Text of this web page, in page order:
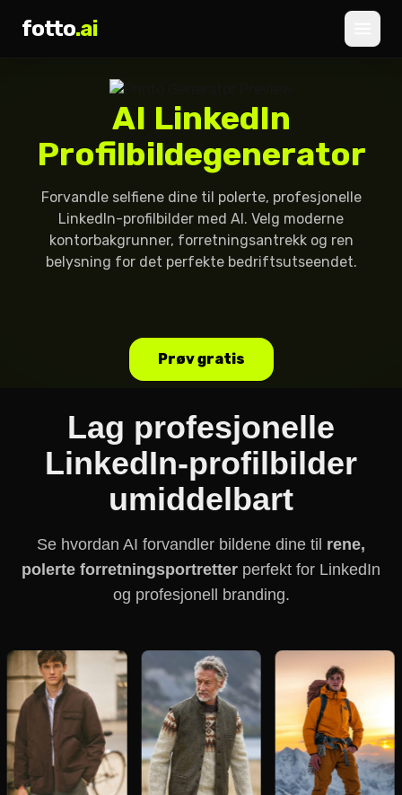
fotto.ai
LOGG INN REGISTRER DEG
AI LinkedIn
Profilbildegenerator
Forvandle selfiene dine til polerte, profesjonelle
LinkedIn-profilbilder med AI. Velg moderne
kontorbakgrunner, forretningsantrekk og ren
belysning for det perfekte bedriftsutseendet.
Prøv gratis
Lag profesjonelle
LinkedIn-profilbilder
umiddelbart
Se hvordan AI forvandler bildene dine til rene,
polerte forretningsportretter perfekt for LinkedIn
og profesjonell branding.